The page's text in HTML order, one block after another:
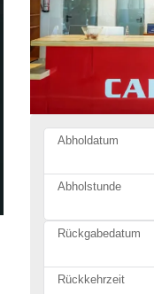
Abholdatum
Abholstunde
Rückgabedatum
Rückkehrzeit